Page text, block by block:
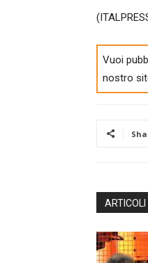
Vuoi
nostro
ARTICOLI